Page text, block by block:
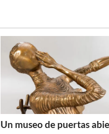
Un museo de puertas